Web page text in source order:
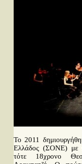
Το 2011
Ελλάδος (ΣΟΝΕ) με
τότε 18χρονο